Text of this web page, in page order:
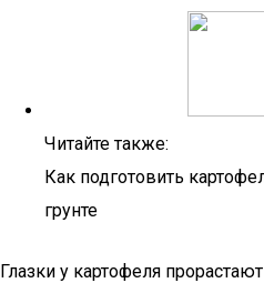
Читайте также:
Как подготовить
грунте
Глазки у картофеля